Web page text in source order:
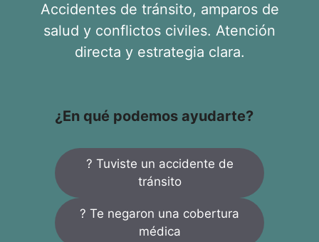
Accidentes de tránsito, amparos de
salud y conflictos civiles. Atención
directa y estrategia clara.
¿En qué podemos ayudarte?
? Tuviste un accidente de
tránsito
? Te negaron una cobertura
médica